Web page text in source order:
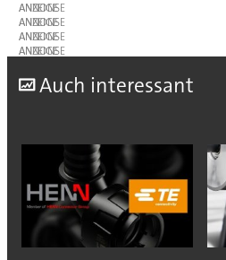
ANZEIGE
ANZEIGE
ANZEIGE
ANZEIGE
Auch interessant